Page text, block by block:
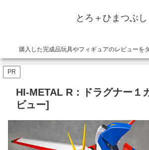
とろ＋ひまつぶし
購入した完成品玩具やフィギュアのレビューを
PR
HI-METAL R：ドラグナー１
ビュー]